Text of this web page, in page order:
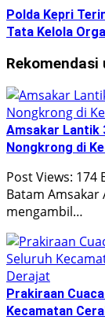
Polda Kepri
Tata Kelola
Amsakar Lantik
Nongkrong di
Post Views: 174
Batam
mengambil…
Prakiraan
Kecamatan